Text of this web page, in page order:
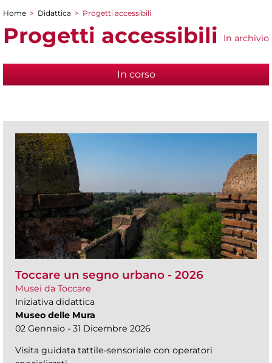
Tu sei qui
Home > Didattica > Progetti accessibili
Progetti accessibili In archivio
In corso(scheda attiva)
Toccare un segno urbano - 2026
Musei da Toccare
Iniziativa didattica
Museo delle Mura
02 Gennaio - 31 Dicembre 2026
Visita guidata tattile-sensoriale con operatori